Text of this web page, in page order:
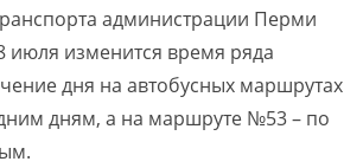
администрации Перми
июля изменится время ряда
дня на автобусных маршрутах
дням, а на маршруте №53 – по